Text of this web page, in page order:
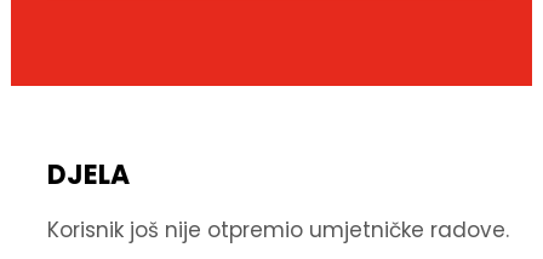
DJELA
Korisnik još nije otpremio umjetničke radove.